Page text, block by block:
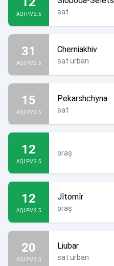
AQI PM2.5 sat
31
AQI PM2.5
Cherniakhiv
sat urban
15
AQI PM2.5
Pekarshchyna
sat
12
AQI PM2.5
oraș
12
AQI PM2.5
Jîtomîr
oraș
20
AQI PM2.5
Liubar
sat urban